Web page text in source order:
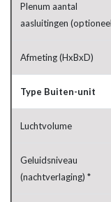
Plenum aantal
aasluitingen
Afmeting (HxBxD)
Type Buiten-unit
Luchtvolume
Geluidsniveau
(nachtverlaging) *